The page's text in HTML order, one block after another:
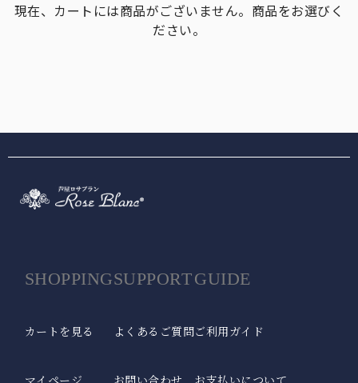
お顔周りにしっかりと影を作る、キャップ・キャスケット。
ロング（Lサイズ）
日光過敏症の方のお声から生まれた100%遮光ウェア。
サッと上に羽織るだけでUVを98%以上カットします。
テラビューティー
現在、カートには商品がございません。商品をお選びく
ださい。
SHOPPING
カートを見る
SUPPORT
よくあるご質問
GUIDE
ご利用ガイド